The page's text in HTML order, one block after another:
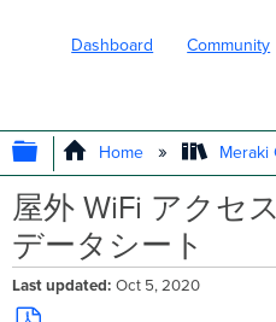
Dashboard Community
EXPAND/
Home Meraki
屋外 WiFi アクセ
データシート
Last updated Oct 5, 2020